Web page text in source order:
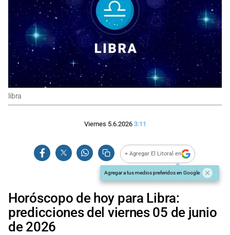
libra
Viernes 5.6.2026 3:11
+ Agregar El Litoral en
Agregar a tus medios preferidos en Google
Horóscopo de hoy para Libra:
predicciones del viernes 05 de junio
de 2026